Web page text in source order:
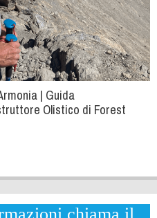
| Guida
Olistico di Forest
chiama il